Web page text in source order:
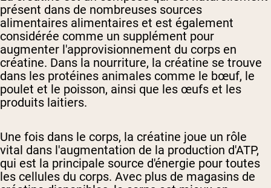
présent dans de nombreuses sources
alimentaires alimentaires et est également
considérée comme un supplément pour
augmenter l'approvisionnement du corps en
créatine. Dans la nourriture, la créatine se trouve
dans les protéines animales comme le bœuf, le
poulet et le poisson, ainsi que les œufs et les
produits laitiers.
Une fois dans le corps, la créatine joue un rôle
vital dans l'augmentation de la production d'ATP,
qui est la principale source d'énergie pour toutes
les cellules du corps. Avec plus de magasins de